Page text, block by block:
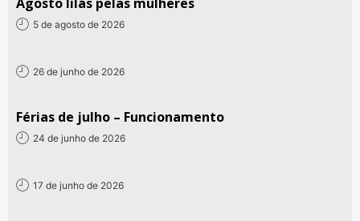
5 de agosto de 2026
26 de junho de 2026
Férias de julho – Funcionamento
24 de junho de 2026
17 de junho de 2026